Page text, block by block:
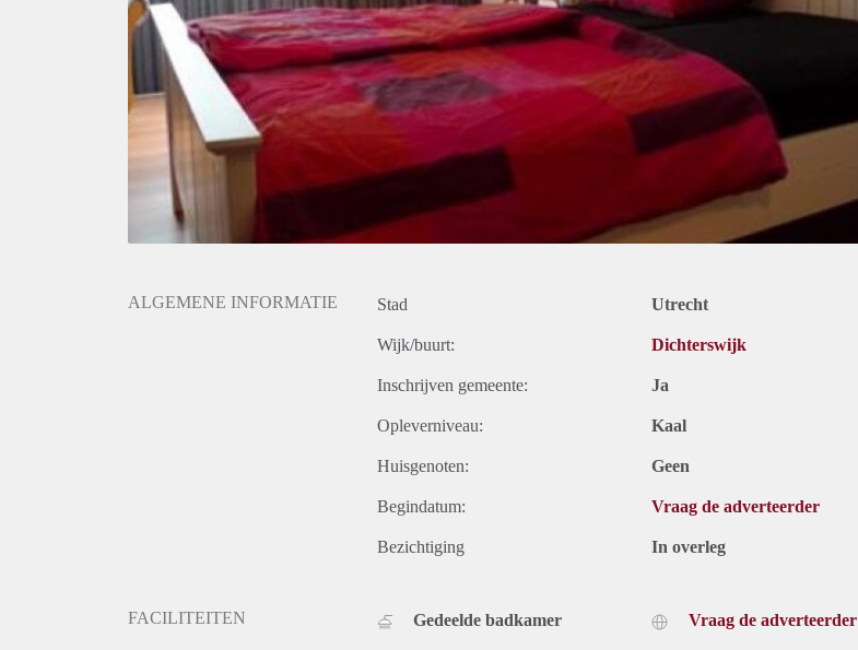
ALGEMENE INFORMATIE Stad Utrecht
Wijk/buurt: Dichterswijk
Inschrijven gemeente: Ja
Opleverniveau: Kaal
Huisgenoten: Geen
Begindatum: Vraag de adverteerder
Bezichtiging In overleg
FACILITEITEN Gedeelde badkamer Vraag de adverteerder